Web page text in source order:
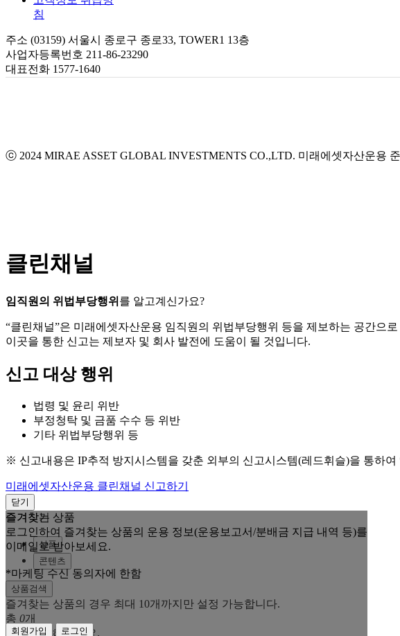
침
주소 (03159) 서울시 종로구 종로33, TOWER1 13층
사업자등록번호 211-86-23290
대표전화 1577-1640
ⓒ 2024 MIRAE ASSET GLOBAL INVESTMENTS CO.,LTD. 미래에셋자산운용
클린채널
임직원의 위법부당행위 를 알고계신가요?
“클린채널”은 미래에셋자산운용 임직원의 위법부당행위 등을 제보하는 공간으로
이곳을 통한 신고는 제보자 및 회사 발전에 도움이 될 것입니다.
신고 대상 행위
법령 및 윤리 위반
부정청탁 및 금품 수수 등 위반
기타 위법부당행위 등
※ 신고내용은 IP추적 방지시스템을 갖춘 외부의 신고시스템(레드휘슬)을 통하
미래에셋자산운용 클린채널 신고하기
닫기
즐겨찾는 상품
로그인하여 즐겨찾는 상품의 운용 정보(운용보고서/분배금 지급 내역 등)를
이메일로 받아보세요.
*마케팅 수신 동의자에 한함
회원가입 로그인
즐겨찾기
상품
콘텐츠
상품검색
즐겨찾는 상품의 경우 최대 10개까지만 설정 가능합니다.
총 0개
로그인을 해주세요.